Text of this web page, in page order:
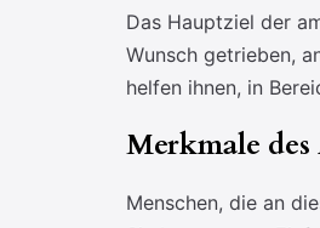
Das Hauptziel der
Wunsch getrieben,
helfen ihnen, in
Merkmale des
Menschen, die an